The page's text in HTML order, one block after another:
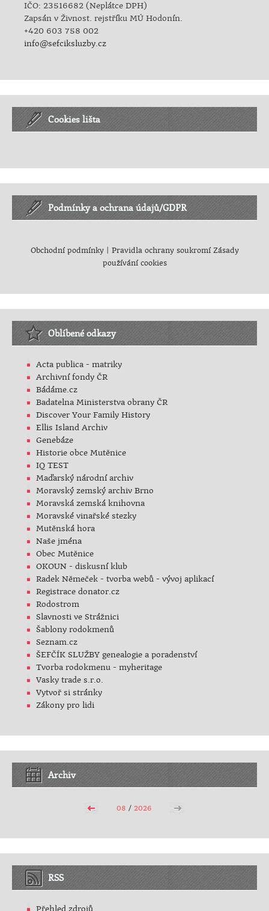
IČO: 23516682 (Neplátce DPH)
Zapsán v Živnost. rejstříku MÚ Hodonín.
+420 603 758 002
info@sefciksluzby.cz
Cookies lišta
Podmínky a ochrana údajů/GDPR
Obchodní podmínky| Pravidla ochrany soukromí Zásady
používání cookies
Oblíbené odkazy
Acta publica - matriky
Archivní fondy ČR
Bádáme.cz
Badatelna Ministerstva obrany ČR
Discover Your Family History
Ellis Island Archiv
Genebáze
Historie obce Mutěnice
IQ TEST
Maďarský národní archiv
Moravský zemský archiv Brno
Moravská zemská knihovna
Moravské vinařské stezky
Mutěnská hora
Naše jména
Obec Mutěnice
OKOUN - diskusní klub
Radek Němeček - tvorba webů - vývoj aplikací
Registrace donator.cz
Rodostrom
Slavnosti ve Strážnici
Šablony rodokmenů
Seznam.cz
ŠEFČÍK SLUŽBY genealogie a poradenství
Tvorba rodokmenu - myheritage
Vasky trade s.r.o.
Vytvoř si stránky
Zákony pro lidi
Archiv
08 /2026
RSS
Přehled zdrojů